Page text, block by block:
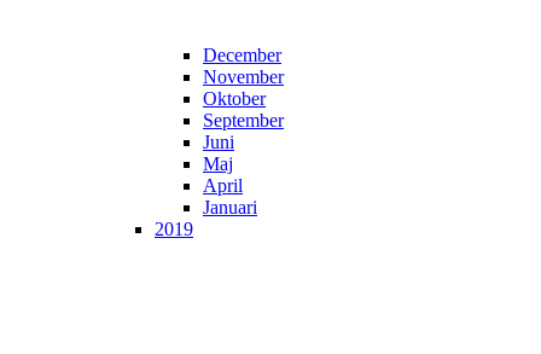
December
November
Oktober
September
Juni
Maj
April
Januari
2019